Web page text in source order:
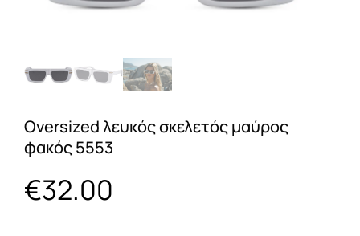
Oversized λευκός σκελετός μαύρος
φακός 5553
€32.00